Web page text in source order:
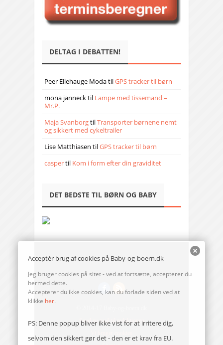
DELTAG I DEBATTEN!
Peer Ellehauge ModatilGPS tracker til børn
mona jannecktil Lampe med tissemand –
Mr.P.
Maja SvanborgtilTransporter børnene nemt
og sikkert med cykeltrailer
Lise Matthiasen tilGPS tracker til børn
caspertil Kom i form efter din graviditet
DET BEDSTE TIL BØRN OG BABY
Send en mail til redaktionen
Acceptér brug af cookies på Baby-og-boern.dk
Jeg bruger cookies på sitet - ved at fortsætte, accepterer du
hermed dette.
Accepterer du ikke cookies, kan du forlade siden ved at
klikke her.
PS: Denne popup bliver ikke vist for at irritere dig,
selvom den sikkert gør det - den er et krav fra EU.